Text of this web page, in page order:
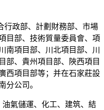
政部、計劃財務部、市場
目部、技術質量委員會、項
南項目部、川北項目部、川
部、貴州項目部、陜西項目
西項目部等；并在石家莊設
分公司。
氣儲運、化工、建筑、結